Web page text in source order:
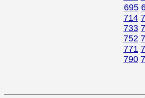
695
714
733
752
771
790